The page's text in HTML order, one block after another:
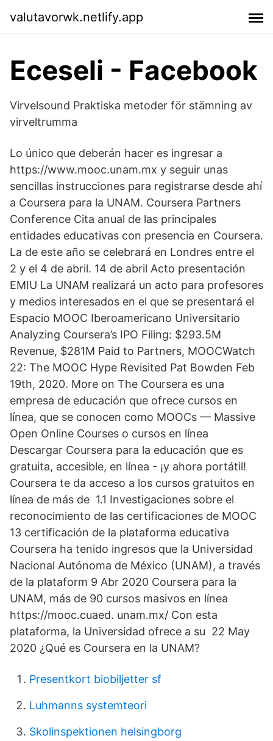
valutavorwk.netlify.app
Eceseli - Facebook
Virvelsound Praktiska metoder för stämning av
virveltrumma
Lo único que deberán hacer es ingresar a
https://www.mooc.unam.mx y seguir unas
sencillas instrucciones para registrarse desde ahí
a Coursera para la UNAM. Coursera Partners
Conference Cita anual de las principales
entidades educativas con presencia en Coursera.
La de este año se celebrará en Londres entre el
2 y el 4 de abril. 14 de abril Acto presentación
EMIU La UNAM realizará un acto para profesores
y medios interesados en el que se presentará el
Espacio MOOC Iberoamericano Universitario
Analyzing Coursera’s IPO Filing: $293.5M
Revenue, $281M Paid to Partners, MOOCWatch
22: The MOOC Hype Revisited Pat Bowden Feb
19th, 2020. More on The Coursera es una
empresa de educación que ofrece cursos en
línea, que se conocen como MOOCs — Massive
Open Online Courses o cursos en línea
Descargar Coursera para la educación que es
gratuita, accesible, en línea - ¡y ahora portátil!
Coursera te da acceso a los cursos gratuitos en
línea de más de 1.1 Investigaciones sobre el
reconocimiento de las certificaciones de MOOC
13 certificación de la plataforma educativa
Coursera ha tenido ingresos que la Universidad
Nacional Autónoma de México (UNAM), a través
de la plataform 9 Abr 2020 Coursera para la
UNAM, más de 90 cursos masivos en línea
https://mooc.cuaed. unam.mx/ Con esta
plataforma, la Universidad ofrece a su 22 May
2020 ¿Qué es Coursera en la UNAM?
Presentkort biobiljetter sf
Luhmanns systemteori
Skolinspektionen helsingborg